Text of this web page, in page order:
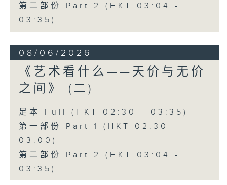
第二部份 Part 2 (HKT 03:04 -
03:35)
08/06/2026
《艺术看什么——天价与无价
之间》 (二)
足本 Full (HKT 02:30 - 03:35)
第一部份 Part 1 (HKT 02:30 -
03:00)
第二部份 Part 2 (HKT 03:04 -
03:35)